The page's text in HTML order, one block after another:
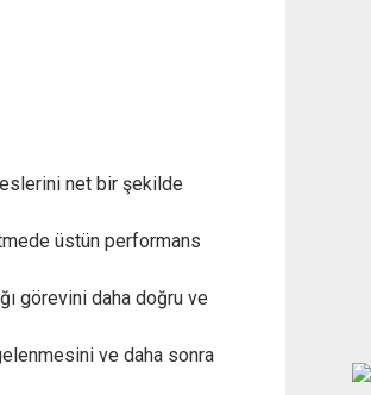
net bir şekilde
üstün performans
görevini daha doğru ve
ve daha sonra